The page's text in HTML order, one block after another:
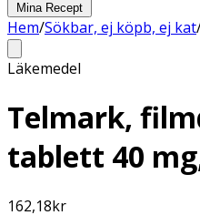
Mina Recept
Hem/Sökbar, ej köpb, ej kat
Läkemedel
Telmark,
tablett 40
162,18kr